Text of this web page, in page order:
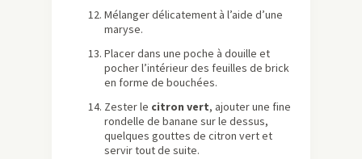
Mélanger délicatement à l’aide d’une
maryse.
Placer dans une poche à douille et
pocher l’intérieur des feuilles de brick
en forme de bouchées.
Zester le citron vert, ajouter une fine
rondelle de banane sur le dessus,
quelques gouttes de citron vert et
servir tout de suite.